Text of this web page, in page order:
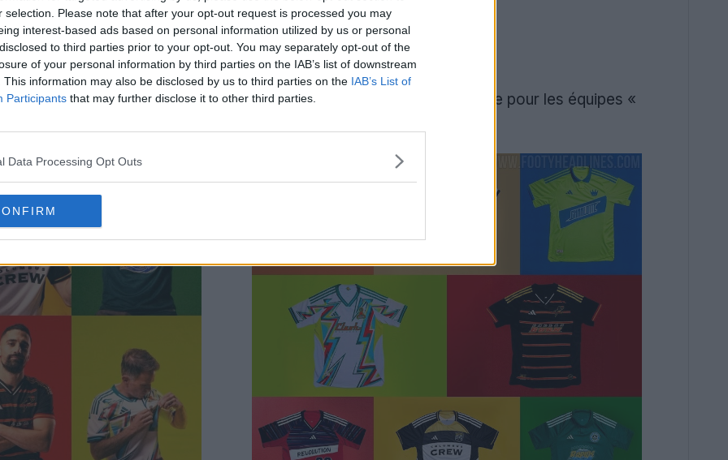
selection. Please note that after your opt-out request is processed you may
interest-based ads based on personal information utilized by us or personal
to third parties prior to your opt-out. You may separately opt-out of the
of your personal information by third parties on the IAB’s list of downstream
This information may also be disclosed by us to third parties on the IAB’s List of
Participants that may further disclose it to other third parties.
Data Processing Opt Outs
Adidas MLS 2025 va prendre deux directions principales : une pour les équipes «
les nouvelles équipes.